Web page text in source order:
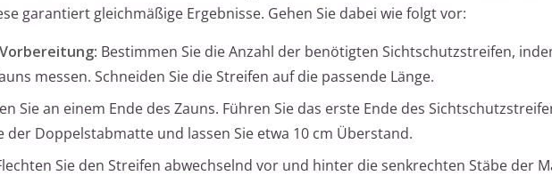
garantiert gleichmäßige Ergebnisse. Gehen Sie dabei wie folgt vor:
: Bestimmen Sie die Anzahl der benötigten Sichtschutzstreifen,
messen. Schneiden Sie die Streifen auf die passende Länge.
Sie an einem Ende des Zauns. Führen Sie das erste Ende des
der Doppelstabmatte und lassen Sie etwa 10 cm Überstand.
Sie den Streifen abwechselnd vor und hinter die senkrechten Stäbe der